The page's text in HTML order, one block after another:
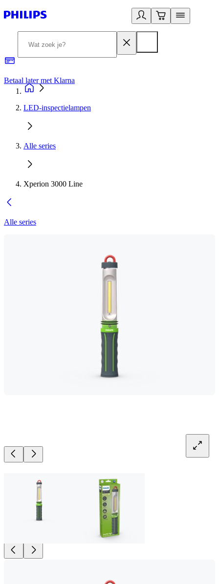
Betaal later met Klarna
LED-inspectielampen
Alle series
Xperion 3000 Line
Alle series